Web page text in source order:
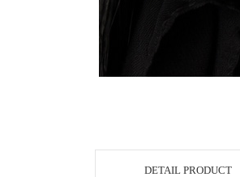
DETAIL PRODUCT